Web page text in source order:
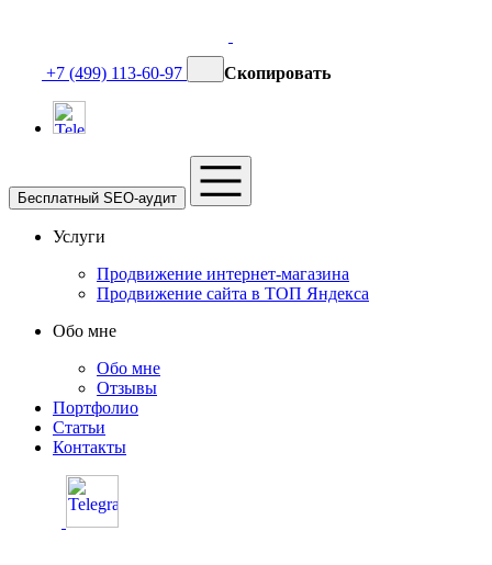
+7 (499) 113-60-97 Скопировать
Бесплатный SEO-аудит
Услуги
Продвижение интернет-магазина
Продвижение сайта в ТОП Яндекса
Обо мне
Обо мне
Отзывы
Портфолио
Статьи
Контакты